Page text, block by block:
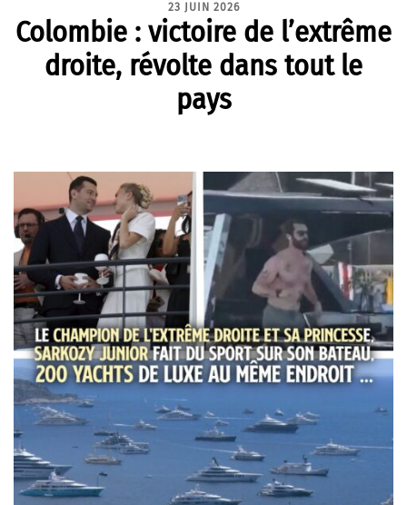
23 JUIN 2026
Colombie : victoire de l’extrême
droite, révolte dans tout le
pays